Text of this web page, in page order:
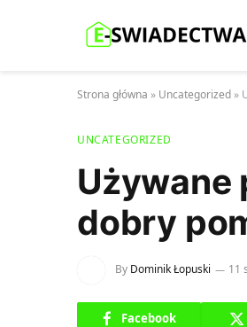
Strona główna » Uncategorized »
UNCATEGORIZED
Używane
dobry
By Dominik Łopuski 11
Facebook